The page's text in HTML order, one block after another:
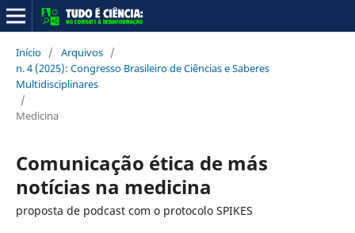
Início / Arquivos /
n. 4 (2025): Congresso Brasileiro de Ciências e Saberes
Multidisciplinares
/
Medicina
Comunicação ética de más
notícias na medicina
proposta de podcast com o protocolo SPIKES